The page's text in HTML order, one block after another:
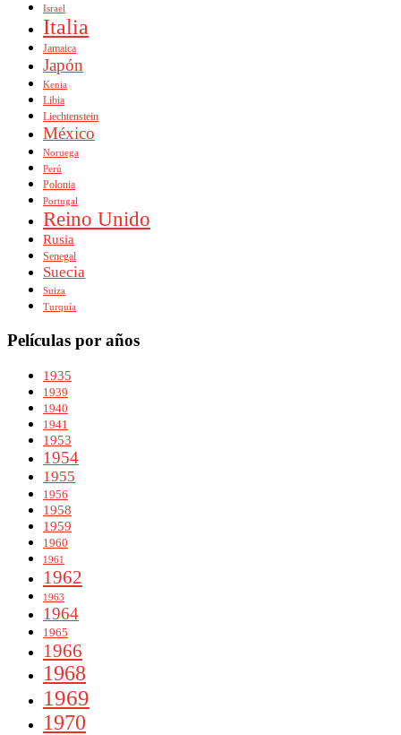
Israel
Italia
Jamaica
Japón
Kenia
Libia
Liechtenstein
México
Noruega
Perú
Polonia
Portugal
Reino Unido
Rusia
Senegal
Suecia
Suiza
Turquía
Películas por años
1935
1939
1940
1941
1953
1954
1955
1956
1958
1959
1960
1961
1962
1963
1964
1965
1966
1968
1969
1970